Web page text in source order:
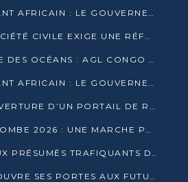
JOURNÉE DE L’ENFANT AFRICAIN : LE GOUVERNEMENT RÉAFFIRME SON ENGAGEMENT POUR L’ACCÈS À L’EAU ET À L’ASSAINISSEMENT
FMI–CONGO : LA SOCIÉTÉ CIVILE EXIGE UNE RÉFORME DE LA FISCALITÉ PÉTROLIÈRE
JOURNÉE MONDIALE DES OCÉANS : AGL CONGO MOBILISE SES COLLABORATEURS POUR LA PRÉSERVATION DE LA BIODIVERSITÉ MARINE
JOURNÉE DE L’ENFANT AFRICAIN : LE GOUVERNEMENT MOBILISÉ POUR L’HYGIÈNE DANS LES ORPHELINATS
LCDE DÉMENT L’OUVERTURE D’UN PORTAIL DE RECRUTEMENT ET APPELLE À LA VIGILANCE
TRAVERSÉE DU MAYOMBE 2026 : UNE MARCHE POUR SENSIBILISER ET DÉPISTER AU DIABÈTE
BRACONNAGE : DEUX PRÉSUMÉS TRAFIQUANTS D’HIPPOPOTAME ÉCROUÉS À BRAZZAVILLE
CONGO TERMINAL OUVRE SES PORTES AUX FUTURS INGÉNIEURS DE L’UCAC-ICAM